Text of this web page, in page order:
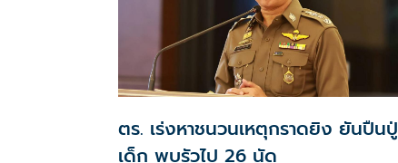
ตร. เร่งหาชนวนเหตุกราดยิง ยันปืนปู่
เด็ก พบรัวไป 26 นัด